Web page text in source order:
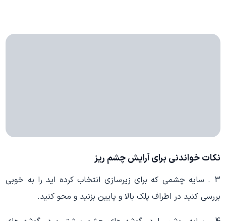
نکات خواندنی برای آرایش چشم ریز
3 . سایه چشمی که برای زیرسازی انتخاب کرده اید را به خوبی
بررسی کنید در اطراف پلک بالا و پایین بزنید و محو کنید.